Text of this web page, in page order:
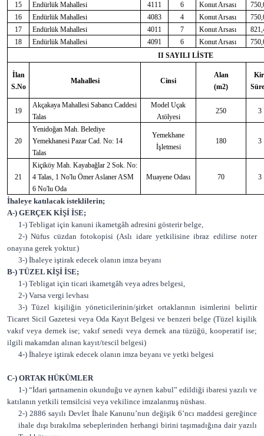
15
Endürlük Mahallesi 4111 6 Konut Arsası
16
Endürlük Mahallesi 4083 4 Konut Arsası
17
Endürlük Mahallesi 4011 7 Konut Arsası
18
Endürlük Mahallesi 4091 6 Konut Arsası
II SAYILI LİSTE
İlan
S.No
Mahallesi Cinsi
Alan
(m2)
19
Akçakaya Mahallesi Sabancı Caddesi
Talas
Model Uçak
Atölyesi
250 3
20
Yenidoğan Mah. Belediye
Yemekhanesi Pazar Cad. No: 14
Talas
Yemekhane
İşletmesi
180 3
21
Kiçiköy Mah. Kayabağlar 2 Sok. No:
4 Talas, 1 No'lu Ömer Aslaner ASM
6 No'lu Oda
Muayene Odası 70 3
İhaleye katılacak isteklilerin;
A-) GERÇEK KİŞİ İSE;
1-) Tebligat için kanuni ikametgâh adresini gösterir belge,
2-) Nüfus cüzdan fotokopisi (Aslı idare yetkilisine ibraz edilirse noter
onayına gerek yoktur.)
3-) İhaleye iştirak edecek olanın imza beyanı
B-) TÜZEL KİŞİ İSE;
1-) Tebligat için ticari ikametgâh veya adres belgesi,
2-) Varsa vergi levhası
3-) Tüzel kişiliğin yöneticilerinin/şirket ortaklarının isimlerini belirtir
Ticaret Sicil Gazetesi veya Oda Kayıt Belgesi ve benzeri belge (Tüzel kişilik
vakıf veya dernek ise; vakıf senedi veya dernek ana tüzüğü, kooperatif ise;
ilgili makamdan alınan kayıt/tescil belgesi)
4-) İhaleye iştirak edecek olanın imza beyanı ve yetki belgesi
C-) ORTAK HÜKÜMLER
1-) “İdari şartnamenin okunduğu ve aynen kabul” edildiği ibaresi yazılı ve
katılanın yetkili temsilcisi veya vekilince imzalanmış nüshası.
2-) 2886 sayılı Devlet İhale Kanunu’nun değişik 6’ncı maddesi gereğince
ihale dışı bırakılma sebeplerinden herhangi birini taşımadığına dair yazılı